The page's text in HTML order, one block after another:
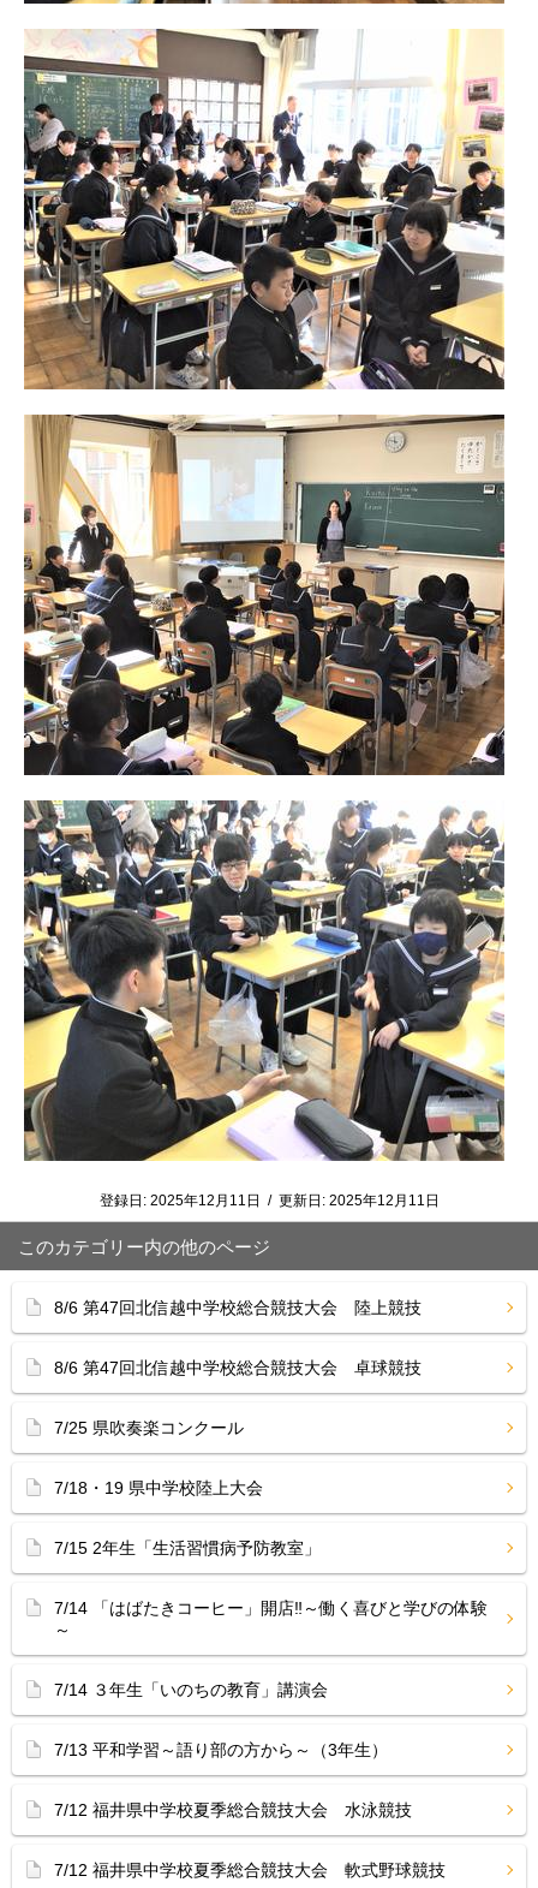
登録日: 2025年12月11日 / 更新日: 2025年12月11日
このカテゴリー内の他のページ
8/6 第47回北信越中学校総合競技大会 陸上競技
8/6 第47回北信越中学校総合競技大会 卓球競技
7/25 県吹奏楽コンクール
7/18・19 県中学校陸上大会
7/15 2年生「生活習慣病予防教室」
7/14 「はばたきコーヒー」開店‼︎～働く喜びと学びの体験
～
7/14 ３年生「いのちの教育」講演会
7/13 平和学習～語り部の方から～（3年生）
7/12 福井県中学校夏季総合競技大会 水泳競技
7/12 福井県中学校夏季総合競技大会 軟式野球競技